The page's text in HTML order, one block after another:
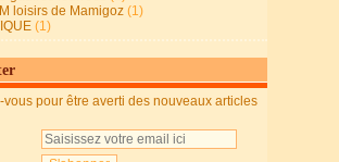
loisirs de Mamigoz (1)
(1)
vous pour être averti des nouveaux articles